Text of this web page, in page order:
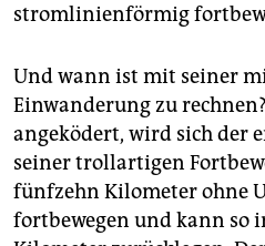
stromlinienförmig
Und wann ist mit seiner
Einwanderung zu
angeködert, wird sich der
seiner trollartigen
fünfzehn Kilometer ohne
fortbewegen und kann so